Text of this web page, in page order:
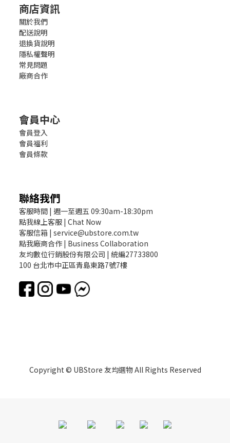
商店資訊
關於我們
配送說明
退換貨說明
隱私權聲明
常見問題
廠商合作
會員中心
會員登入
會員福利
會員條款
聯絡我們
客服時間 | 週一至週五 09:30am-18:30pm
點我線上客服 | Chat Now
客服信箱 | service@ubstore.com.tw
點我廠商合作 | Business Collaboration
友均數位行銷股份有限公司 | 統編27733800
100 台北市中正區青島東路7號7樓
Copyright © UBStore 友均選物 All Rights Reserved